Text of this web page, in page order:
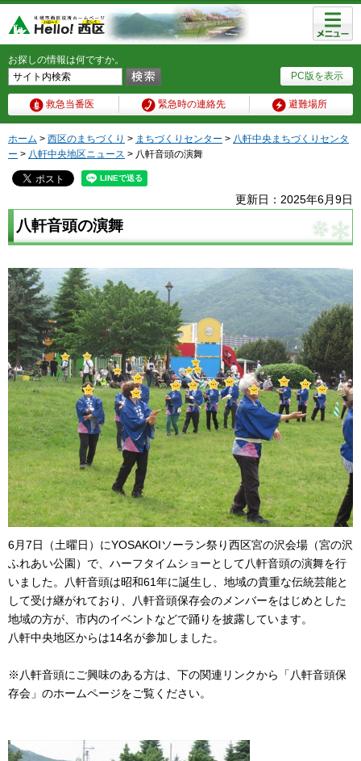
PC版を表示
お探しの情報は何ですか。
救急当番医 緊急時の連絡先 避難場所
メニュ
ー
ホーム > 西区のまちづくり > まちづくりセンター > 八軒中央まちづくりセンタ
ー > 八軒中央地区ニュース > 八軒音頭の演舞
更新日：2025年6月9日
八軒音頭の演舞
6月7日（土曜日）にYOSAKOIソーラン祭り西区宮の沢会場（宮の沢
ふれあい公園）で、ハーフタイムショーとして八軒音頭の演舞を行
いました。八軒音頭は昭和61年に誕生し、地域の貴重な伝統芸能と
して受け継がれており、八軒音頭保存会のメンバーをはじめとした
地域の方が、市内のイベントなどで踊りを披露しています。
八軒中央地区からは14名が参加しました。
※八軒音頭にご興味のある方は、下の関連リンクから「八軒音頭保
存会」のホームページをご覧ください。